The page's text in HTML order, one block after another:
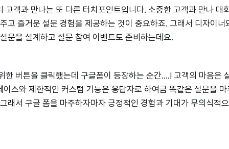
고객과 만나는 또 다른 터치포인트입니다. 소중한 고객과 만나 대
고 즐거운 설문 경험을 제공하는 것이 중요하죠. 그래서 디자이
문을 설계하고 설문 참여 이벤트도 준비하는데요.
한 버튼을 클릭했는데 구글폼이 등장하는 순간….! 고객의 마음은
이스와 제한적인 커스텀 기능은 응답자로 하여금 똑같은 설문을
래서 구글 폼을 마주하자마자 긍정적인 경험과 기대가 무의식적